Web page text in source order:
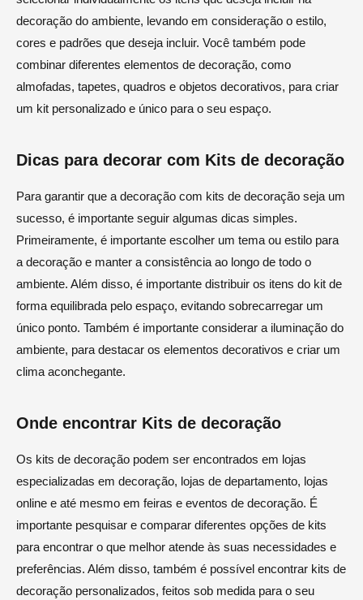
decoração do ambiente, levando em consideração o estilo,
cores e padrões que deseja incluir. Você também pode
combinar diferentes elementos de decoração, como
almofadas, tapetes, quadros e objetos decorativos, para criar
um kit personalizado e único para o seu espaço.
Dicas para decorar com Kits de decoração
Para garantir que a decoração com kits de decoração seja um
sucesso, é importante seguir algumas dicas simples.
Primeiramente, é importante escolher um tema ou estilo para
a decoração e manter a consistência ao longo de todo o
ambiente. Além disso, é importante distribuir os itens do kit de
forma equilibrada pelo espaço, evitando sobrecarregar um
único ponto. Também é importante considerar a iluminação do
ambiente, para destacar os elementos decorativos e criar um
clima aconchegante.
Onde encontrar Kits de decoração
Os kits de decoração podem ser encontrados em lojas
especializadas em decoração, lojas de departamento, lojas
online e até mesmo em feiras e eventos de decoração. É
importante pesquisar e comparar diferentes opções de kits
para encontrar o que melhor atende às suas necessidades e
preferências. Além disso, também é possível encontrar kits de
decoração personalizados, feitos sob medida para o seu